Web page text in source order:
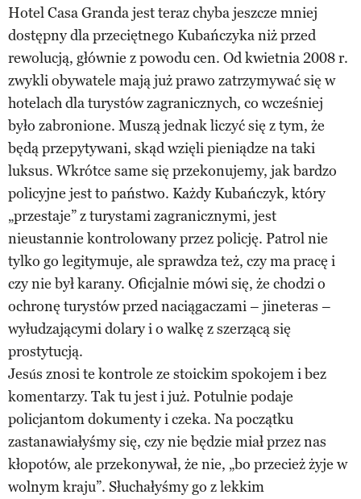
Hotel Casa Granda jest teraz chyba jeszcze mniej
dostępny dla przeciętnego Kubańczyka niż przed
rewolucją, głównie z powodu cen. Od kwietnia 2008 r.
zwykli obywatele mają już prawo zatrzymywać się w
hotelach dla turystów zagranicznych, co wcześniej
było zabronione. Muszą jednak liczyć się z tym, że
będą przepytywani, skąd wzięli pieniądze na taki
luksus. Wkrótce same się przekonujemy, jak bardzo
policyjne jest to państwo. Każdy Kubańczyk, który
„przestaje” z turystami zagranicznymi, jest
nieustannie kontrolowany przez policję. Patrol nie
tylko go legitymuje, ale sprawdza też, czy ma pracę i
czy nie był karany. Oficjalnie mówi się, że chodzi o
ochronę turystów przed naciągaczami – jineteras –
wyłudzającymi dolary i o walkę z szerzącą się
prostytucją.
Jesús znosi te kontrole ze stoickim spokojem i bez
komentarzy. Tak tu jest i już. Potulnie podaje
policjantom dokumenty i czeka. Na początku
zastanawiałyśmy się, czy nie będzie miał przez nas
kłopotów, ale przekonywał, że nie, „bo przecież żyje w
wolnym kraju”. Słuchałyśmy go z lekkim